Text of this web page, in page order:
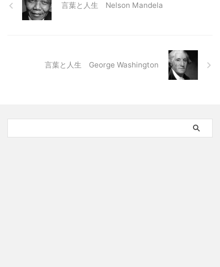
言葉と人生 Nelson Mandela
言葉と人生 George Washington